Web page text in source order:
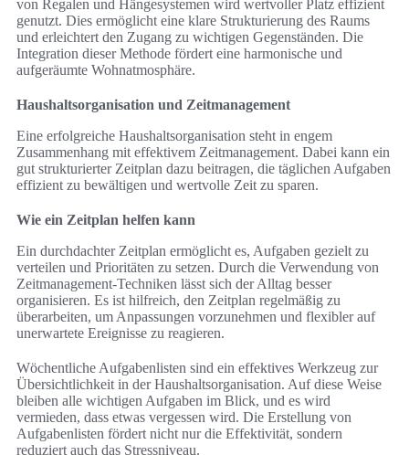
von Regalen und Hängesystemen wird wertvoller Platz effizient
genutzt. Dies ermöglicht eine klare Strukturierung des Raums
und erleichtert den Zugang zu wichtigen Gegenständen. Die
Integration dieser Methode fördert eine harmonische und
aufgeräumte Wohnatmosphäre.
Haushaltsorganisation und Zeitmanagement
Eine erfolgreiche Haushaltsorganisation steht in engem
Zusammenhang mit effektivem Zeitmanagement. Dabei kann ein
gut strukturierter Zeitplan dazu beitragen, die täglichen Aufgaben
effizient zu bewältigen und wertvolle Zeit zu sparen.
Wie ein Zeitplan helfen kann
Ein durchdachter Zeitplan ermöglicht es, Aufgaben gezielt zu
verteilen und Prioritäten zu setzen. Durch die Verwendung von
Zeitmanagement-Techniken lässt sich der Alltag besser
organisieren. Es ist hilfreich, den Zeitplan regelmäßig zu
überarbeiten, um Anpassungen vorzunehmen und flexibler auf
unerwartete Ereignisse zu reagieren.
Wöchentliche Aufgabenlisten sind ein effektives Werkzeug zur
Übersichtlichkeit in der Haushaltsorganisation. Auf diese Weise
bleiben alle wichtigen Aufgaben im Blick, und es wird
vermieden, dass etwas vergessen wird. Die Erstellung von
Aufgabenlisten fördert nicht nur die Effektivität, sondern
reduziert auch das Stressniveau.